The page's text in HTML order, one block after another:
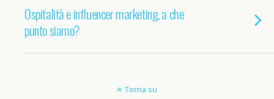
Ospitalità e influencer marketing, a che
punto siamo?
Torna su